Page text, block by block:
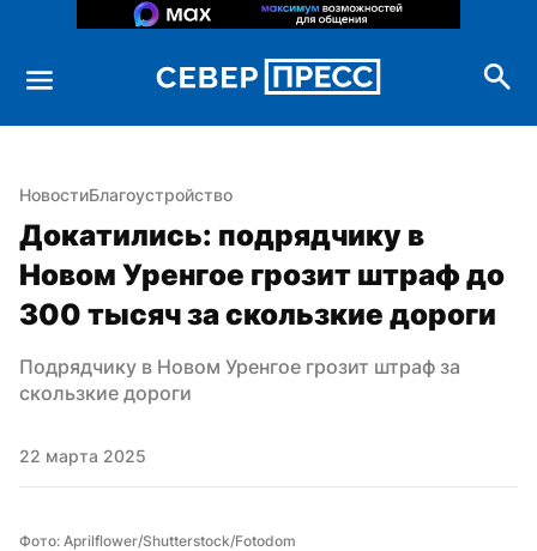
НовостиБлагоустройство
Докатились: подрядчику в
Новом Уренгое грозит штраф до
300 тысяч за скользкие дороги
Подрядчику в Новом Уренгое грозит штраф за
скользкие дороги
22 марта 2025
Фото: Aprilflower/Shutterstock/Fotodom